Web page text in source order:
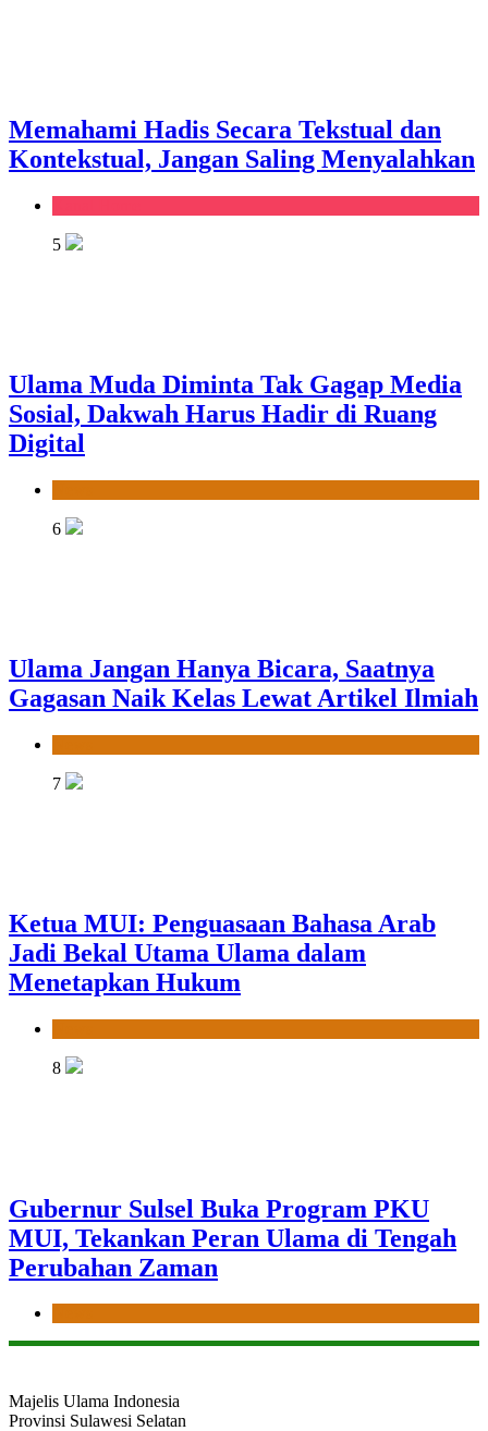
Memahami Hadis Secara Tekstual dan
Kontekstual, Jangan Saling Menyalahkan
5
Ulama Muda Diminta Tak Gagap Media
Sosial, Dakwah Harus Hadir di Ruang
Digital
6
Ulama Jangan Hanya Bicara, Saatnya
Gagasan Naik Kelas Lewat Artikel Ilmiah
7
Ketua MUI: Penguasaan Bahasa Arab
Jadi Bekal Utama Ulama dalam
Menetapkan Hukum
8
Gubernur Sulsel Buka Program PKU
MUI, Tekankan Peran Ulama di Tengah
Perubahan Zaman
Majelis Ulama Indonesia
Provinsi Sulawesi Selatan